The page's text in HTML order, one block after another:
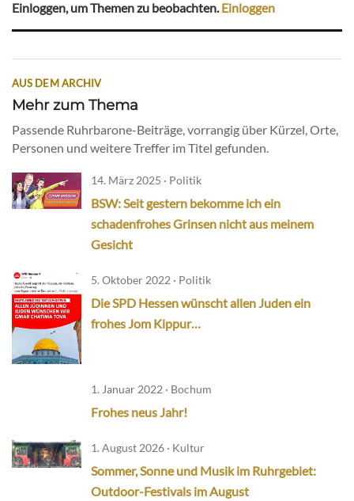
Einloggen, um Themen zu beobachten.Einloggen
AUS DEM ARCHIV
Mehr zum Thema
Passende Ruhrbarone-Beiträge, vorrangig über Kürzel, Orte,
Personen und weitere Treffer im Titel gefunden.
14. März 2025 · Politik
BSW: Seit gestern bekomme ich ein
schadenfrohes Grinsen nicht aus meinem
Gesicht
5. Oktober 2022 · Politik
Die SPD Hessen wünscht allen Juden ein
frohes Jom Kippur…
1. Januar 2022 · Bochum
Frohes neus Jahr!
1. August 2026 · Kultur
Sommer, Sonne und Musik im Ruhrgebiet:
Outdoor-Festivals im August